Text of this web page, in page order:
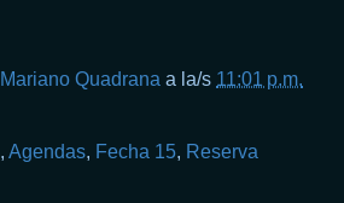
Mariano Quadrana a la/s 11:01 p.m.
, Agendas, Fecha 15, Reserva